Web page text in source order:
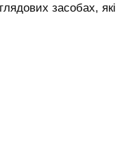
засобах, які